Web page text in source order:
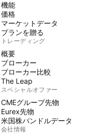
機能
価格
マーケットデータ
プランを贈る
トレーディング
概要
ブローカー
ブローカー比較
The Leap
スペシャルオファー
CMEグループ先物
Eurex先物
米国株バンドルデータ
会社情報